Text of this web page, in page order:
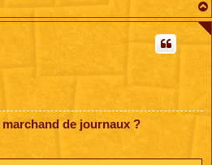
de journaux ?